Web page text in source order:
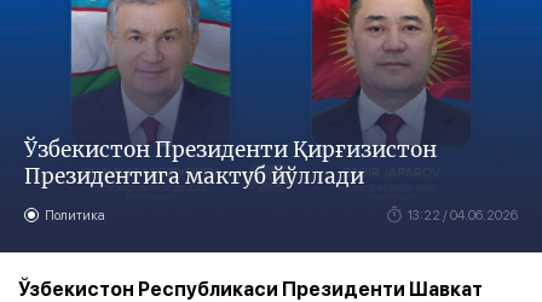
Ўзбекистон Президенти Қирғизистон
Президентига мактуб йўллади
Политика 13:22 / 04.06.2026
Ўзбекистон Республикаси Президенти Шавкат